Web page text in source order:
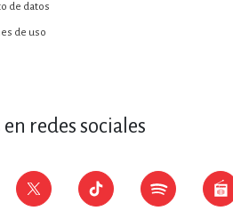
de datos
de uso
redes sociales